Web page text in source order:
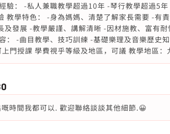
驗： -私人兼職教學超過10年 -琴行教學超過5
教學特色： -身為媽媽、清楚了解家長需要 -有
及發展 -教學嚴謹、講解清晰 -因材施教、富有
： -曲目教學、技巧訓練 -基礎樂理及音樂歷史
門授課 學費視乎等級及地區，可議 教學地區：
時間我都可以. 歡迎聯絡談談其他細節.😀